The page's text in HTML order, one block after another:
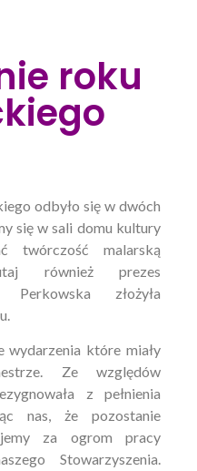
roku
odbyło się w dwóch
się w sali domu kultury
twórczość malarską
również prezes
Perkowska złożyła
wydarzenia które miały
Ze względów
z pełnienia
nas, że pozostanie
za ogrom pracy
Stowarzyszenia.